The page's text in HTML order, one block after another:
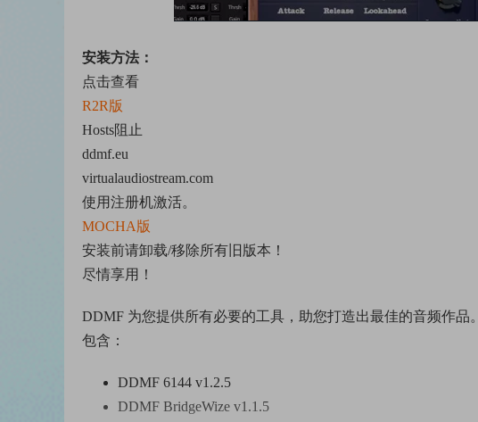
安装方法：
点击查看
R2R版
Hosts阻止
ddmf.eu
virtualaudiostream.com
使用注册机激活。
MOCHA版
安装前请卸载/移除所有旧版本！
尽情享用！
DDMF 为您提供所有必要的工具，助您打造出最佳的音频作品。
包含：
DDMF 6144 v1.2.5
DDMF BridgeWize v1.1.5